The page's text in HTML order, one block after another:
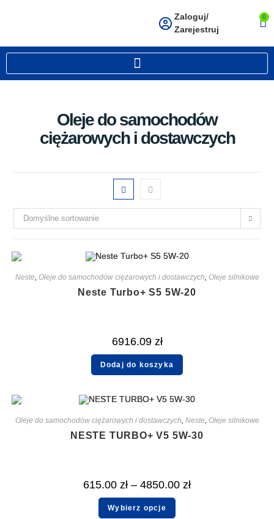
Zaloguj/
Zarejestruj
0
Oleje do samochodów
ciężarowych i dostawczych
Domyślne sortowanie
Neste, Oleje do samochodów ciężarowych i dostawczych, Oleje silnikowe
Neste Turbo+ S5 5W-20
6916.09 zł
Dodaj do koszyka
Oleje do samochodów ciężarowych i dostawczych, Neste, Oleje silnikowe
NESTE TURBO+ V5 5W-30
615.00 zł – 4850.00 zł
Wybierz opcje